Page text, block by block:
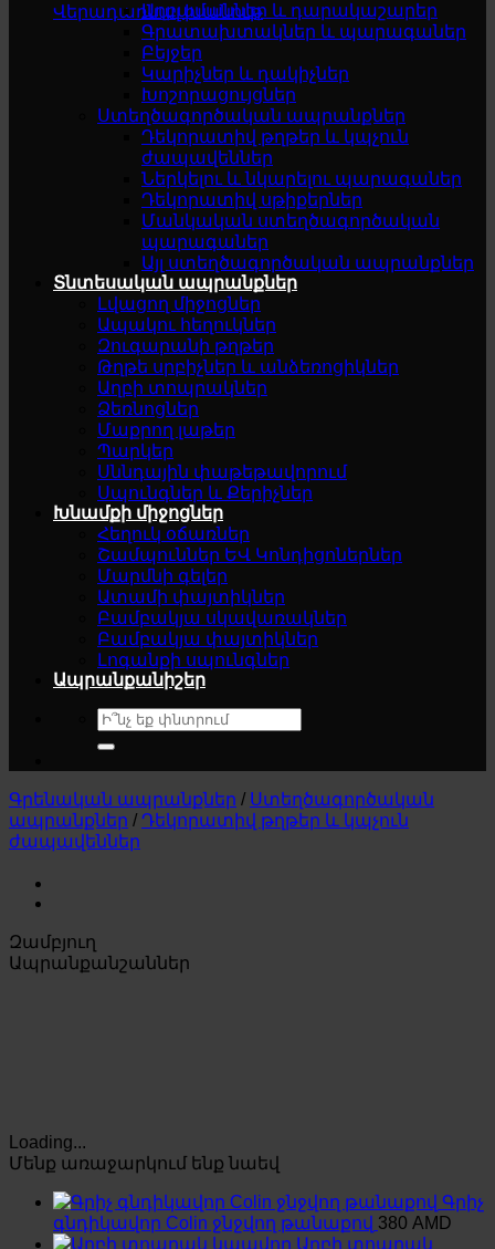
Վերադառնալ խանութ
Աղբամաններ և դարակաշարեր
Գրատախտակներ և պարագաներ
Բեյջեր
Կարիչներ և դակիչներ
Խոշորացույցներ
Ստեղծագործական ապրանքներ
Դեկորատիվ թղթեր և կպչուն
ժապավեններ
Ներկելու և նկարելու պարագաներ
Դեկորատիվ սթիքերներ
Մանկական ստեղծագործական
պարագաներ
Այլ ստեղծագործական ապրանքներ
Տնտեսական ապրանքներ
Լվացող միջոցներ
Ապակու հեղուկներ
Զուգարանի թղթեր
Թղթե սրբիչներ և անձեռոցիկներ
Աղբի տոպրակներ
Ձեռնոցներ
Մաքրող լաթեր
Պարկեր
Սննդային փաթեթավորում
Սպունգներ և Քերիչներ
Խնամքի միջոցներ
Հեղուկ օճառներ
Շամպուններ ԵՎ Կոնդիցոներներ
Մարմնի գելեր
Ատամի փայտիկներ
Բամբակյա սկավառակներ
Բամբակյա փայտիկներ
Լոգանքի սպունգներ
Ապրանքանիշեր
Search
for:
Գրենական ապրանքներ / Ստեղծագործական
ապրանքներ / Դեկորատիվ թղթեր և կպչուն
ժապավեններ
Զամբյուղ
Ապրանքանշաններ
Loading...
Մենք առաջարկում ենք նաեվ
Գրիչ
գնդիկավոր Colin ջնջվող թանաքով 380 AMD
Աղբի տոպրակ